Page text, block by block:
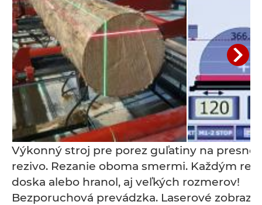
Výkonný stroj pre porez guľatiny na presné
rezivo. Rezanie oboma smermi. Každým
doska alebo hranol, aj veľkých rozmerov!
Bezporuchová prevádzka. Laserové